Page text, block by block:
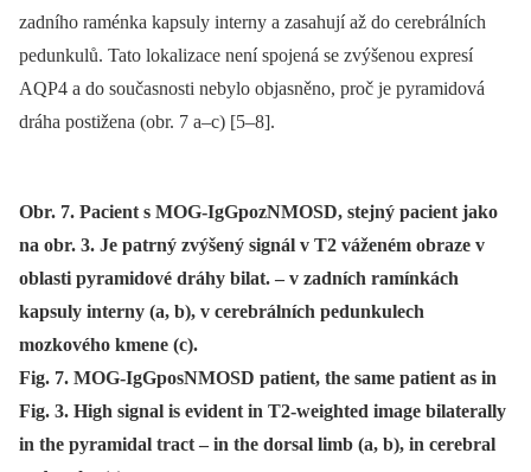
zadního raménka kapsuly interny a zasahují až do cerebrálních
pedunkulů. Tato lokalizace není spojená se zvýšenou expresí
AQP4 a do současnosti nebylo objasněno, proč je pyramidová
dráha postižena (obr. 7 a–c) [5–8].
Obr. 7. Pacient s MOG-IgGpozNMOSD, stejný pacient jako
na obr. 3. Je patrný zvýšený signál v T2 váženém obraze v
oblasti pyramidové dráhy bilat. – v zadních ramínkách
kapsuly interny (a, b), v cerebrálních pedunkulech
mozkového kmene (c).
Fig. 7. MOG-IgGposNMOSD patient, the same patient as in
Fig. 3. High signal is evident in T2-weighted image bilaterally
in the pyramidal tract – in the dorsal limb (a, b), in cerebral